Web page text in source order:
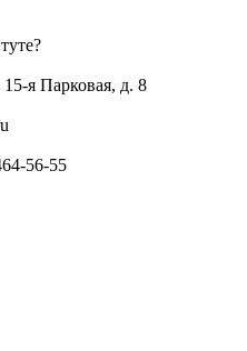
я Парковая, д. 8
56-55